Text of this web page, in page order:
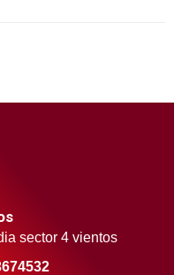
sector 4 vientos